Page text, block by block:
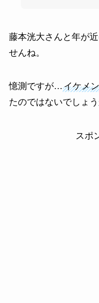
藤本洸大さんと年が
せんね。
憶測ですが…イケメ
たのではないでしょう
スポ